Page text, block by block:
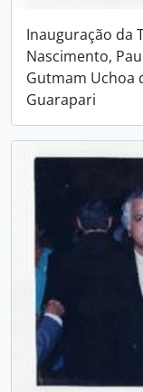
Inauguração da
Nascimento,
Gutmam Uchoa
Guarapari